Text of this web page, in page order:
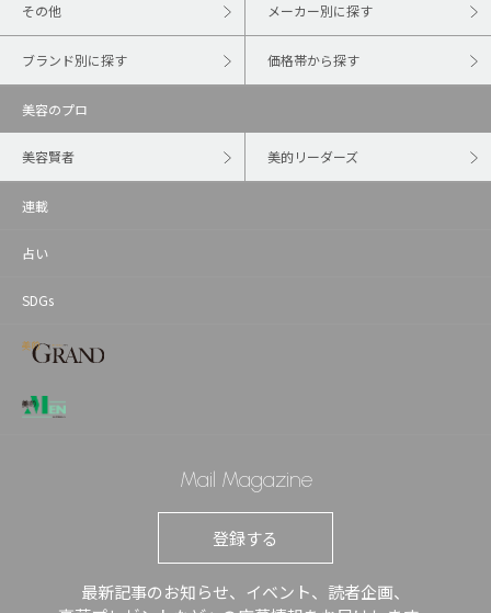
その他 メーカー別に探す
ブランド別に探す 価格帯から探す
美容のプロ
美容賢者 美的リーダーズ
連載
占い
SDGs
Mail Magazine
登録する
最新記事のお知らせ、イベント、読者企画、